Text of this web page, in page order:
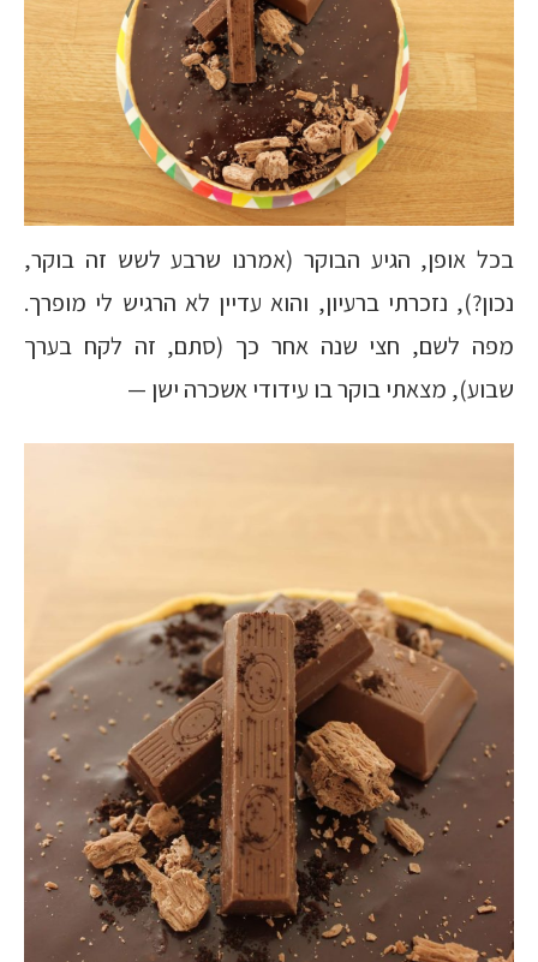
בכל אופן, הגיע הבוקר (אמרנו שרבע לשש זה בוקר,
נכון?), נזכרתי ברעיון, והוא עדיין לא הרגיש לי מופרך.
מפה לשם, חצי שנה אחר כך (סתם, זה לקח בערך
שבוע), מצאתי בוקר בו עידודי אשכרה ישן —